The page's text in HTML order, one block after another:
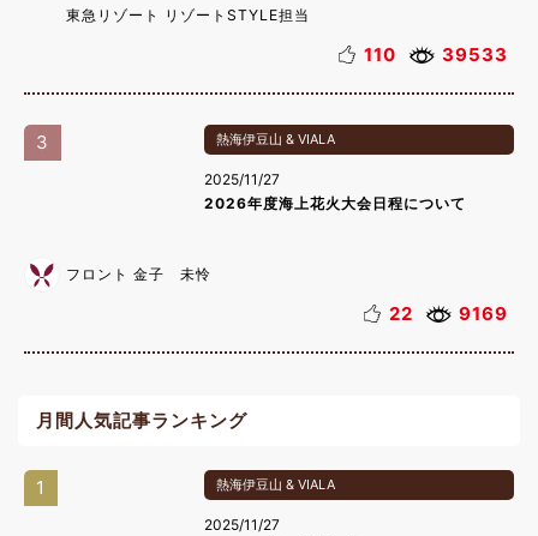
東急リゾート リゾートSTYLE担当
110 39533
3 熱海伊豆山 & VIALA
2025/11/27
2026年度海上花火大会日程について
フロント 金子 未怜
22 9169
月間人気記事ランキング
1 熱海伊豆山 & VIALA
2025/11/27